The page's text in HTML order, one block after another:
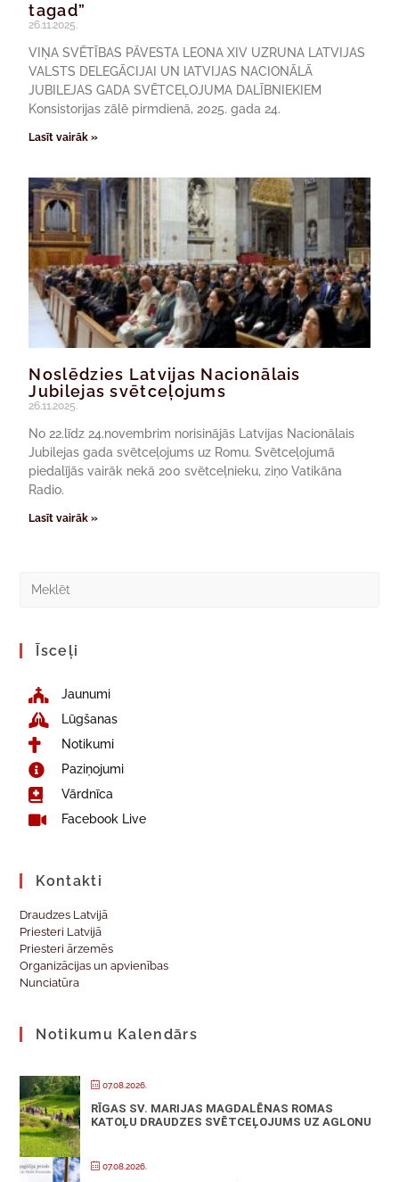
tagad”
26.11.2025.
VIŅA SVĒTĪBAS PĀVESTA LEONA XIV UZRUNA LATVIJAS
VALSTS DELEGĀCIJAI UN lATVIJAS NACIONĀLĀ
JUBILEJAS GADA SVĒTCEĻOJUMA DALĪBNIEKIEM
Konsistorijas zālē pirmdienā, 2025. gada 24.
Lasīt vairāk »
Noslēdzies Latvijas Nacionālais
Jubilejas svētceļojums
26.11.2025.
No 22.līdz 24.novembrim norisinājās Latvijas Nacionālais
Jubilejas gada svētceļojums uz Romu. Svētceļojumā
piedalījās vairāk nekā 200 svētceļnieku, ziņo Vatikāna
Radio.
Lasīt vairāk »
Īsceļi
Jaunumi
Lūgšanas
Notikumi
Paziņojumi
Vārdnīca
Facebook Live
Kontakti
Draudzes Latvijā
Priesteri Latvijā
Priesteri ārzemēs
Organizācijas un apvienības
Nunciatūra
Notikumu Kalendārs
07.08.2026.
RĪGAS SV. MARIJAS MAGDALĒNAS ROMAS
KATOĻU DRAUDZES SVĒTCEĻOJUMS UZ AGLONU
07.08.2026.